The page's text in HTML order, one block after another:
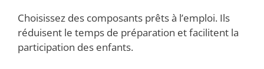
Choisissez des composants prêts à l’emploi. Ils
réduisent le temps de préparation et facilitent la
participation des enfants.